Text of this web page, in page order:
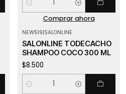
Cantidad
Comprar ahora
NEW519|SALONLINE
SALONLINE TODECACHO
SHAMPOO COCO 300 ML
$8.500
Cantidad